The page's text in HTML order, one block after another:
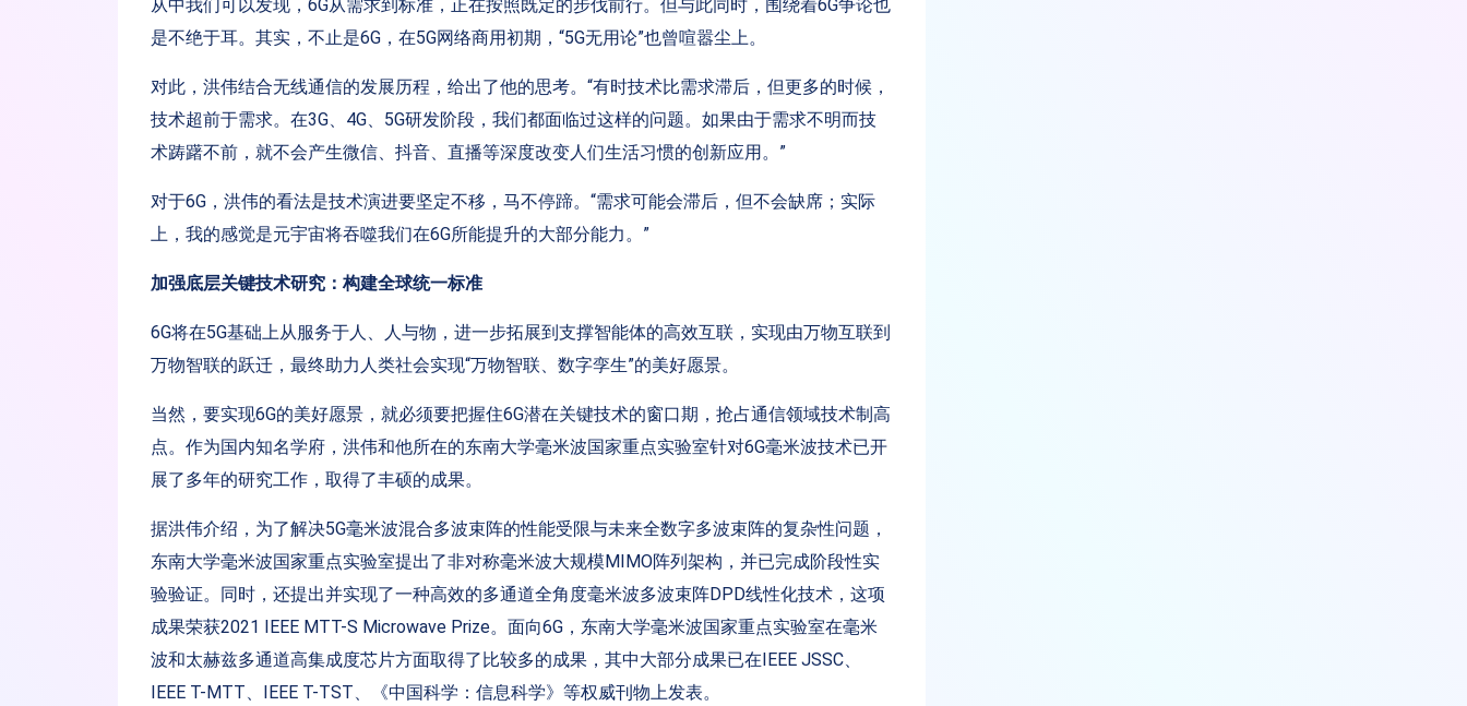
从中我们可以发现，6G从需求到标准，正在按照既定的步伐前行。但与此同时，围绕着6G争论也
是不绝于耳。其实，不止是6G，在5G网络商用初期，“5G无用论”也曾喧嚣尘上。
对此，洪伟结合无线通信的发展历程，给出了他的思考。“有时技术比需求滞后，但更多的时候，
技术超前于需求。在3G、4G、5G研发阶段，我们都面临过这样的问题。如果由于需求不明而技
术踌躇不前，就不会产生微信、抖音、直播等深度改变人们生活习惯的创新应用。”
对于6G，洪伟的看法是技术演进要坚定不移，马不停蹄。“需求可能会滞后，但不会缺席；实际
上，我的感觉是元宇宙将吞噬我们在6G所能提升的大部分能力。”
加强底层关键技术研究：构建全球统一标准
6G将在5G基础上从服务于人、人与物，进一步拓展到支撑智能体的高效互联，实现由万物互联到
万物智联的跃迁，最终助力人类社会实现“万物智联、数字孪生”的美好愿景。
当然，要实现6G的美好愿景，就必须要把握住6G潜在关键技术的窗口期，抢占通信领域技术制高
点。作为国内知名学府，洪伟和他所在的东南大学毫米波国家重点实验室针对6G毫米波技术已开
展了多年的研究工作，取得了丰硕的成果。
据洪伟介绍，为了解决5G毫米波混合多波束阵的性能受限与未来全数字多波束阵的复杂性问题，
东南大学毫米波国家重点实验室提出了非对称毫米波大规模MIMO阵列架构，并已完成阶段性实
验验证。同时，还提出并实现了一种高效的多通道全角度毫米波多波束阵DPD线性化技术，这项
成果荣获2021 IEEE MTT-S Microwave Prize。面向6G，东南大学毫米波国家重点实验室在毫米
波和太赫兹多通道高集成度芯片方面取得了比较多的成果，其中大部分成果已在IEEE JSSC、
IEEE T-MTT、IEEE T-TST、《中国科学：信息科学》等权威刊物上发表。